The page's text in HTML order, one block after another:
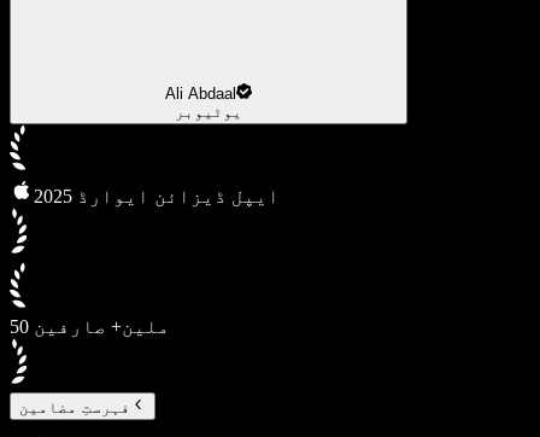
Ali Abdaal
یوٹیوبر
2025 ایپل ڈیزائن ایوارڈ
50 ملین+ صارفین
فہرستِ مضامین